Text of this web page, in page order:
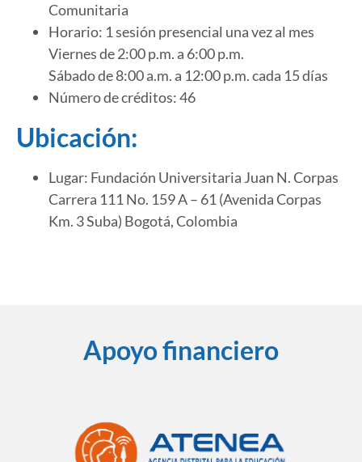
Comunitaria
Horario: 1 sesión presencial una vez al mes
Viernes de 2:00 p.m. a 6:00 p.m.
Sábado de 8:00 a.m. a 12:00 p.m. cada 15 días
Número de créditos: 46
Ubicación:
Lugar: Fundación Universitaria Juan N. Corpas
Carrera 111 No. 159 A – 61 (Avenida Corpas
Km. 3 Suba) Bogotá, Colombia
Apoyo financiero